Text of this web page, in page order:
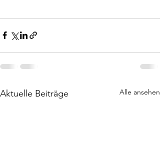
Aktuelle Beiträge Alle ansehen